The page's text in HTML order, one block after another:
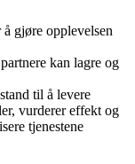
gjøre opplevelsen
kan lagre og
til å levere
vurderer effekt og
tjenestene